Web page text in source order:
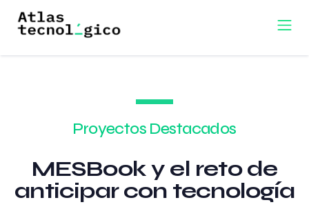
Proyectos Destacados
MESBook y el reto de
anticipar con tecnología